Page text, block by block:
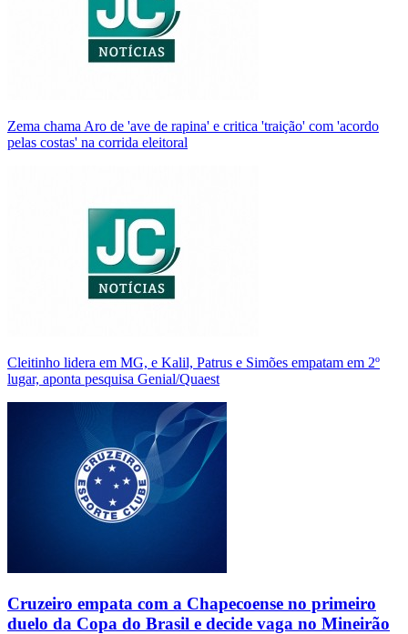
Zema chama Aro de 'ave de rapina' e critica 'traição' com 'acordo
pelas costas' na corrida eleitoral
Cleitinho lidera em MG, e Kalil, Patrus e Simões empatam em 2º
lugar, aponta pesquisa Genial/Quaest
Cruzeiro empata com a Chapecoense no primeiro
duelo da Copa do Brasil e decide vaga no Mineirão